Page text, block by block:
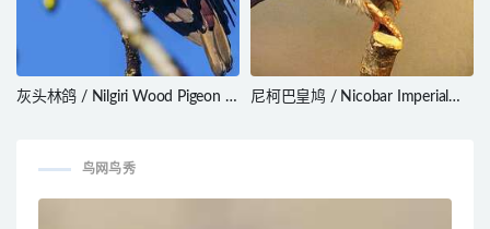
灰头林鸽 / Nilgiri Wood Pigeon /
尼柯巴皇鸠 / Nicobar Imperial
鸟网鸟秀